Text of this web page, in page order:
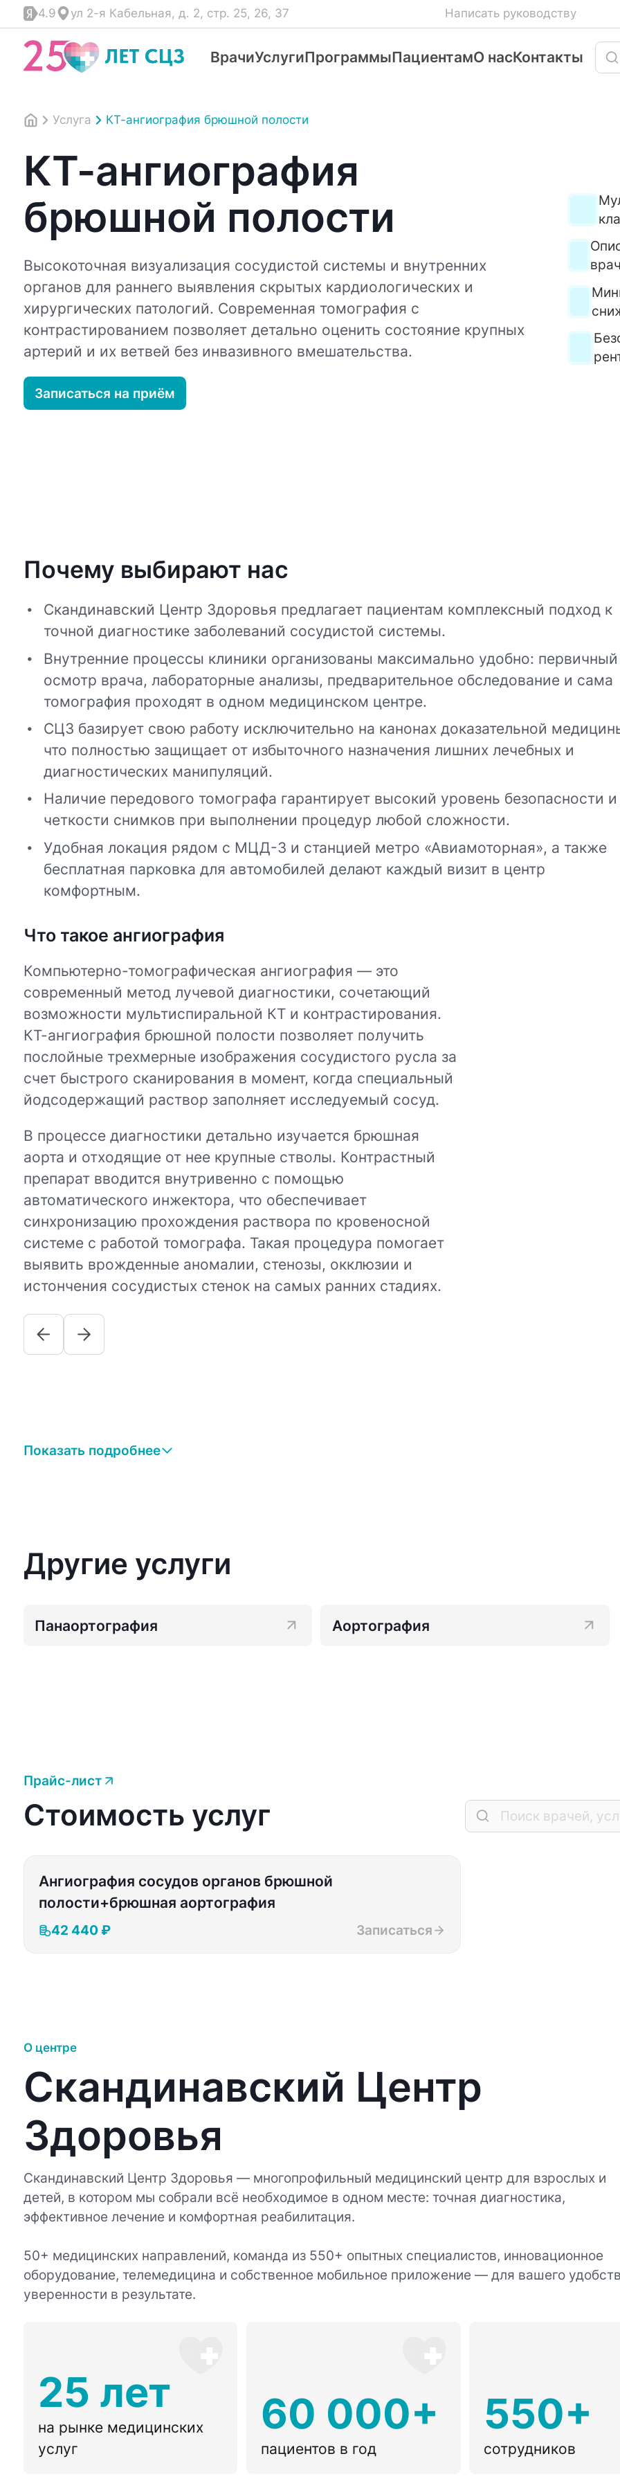
4.9 ул 2-я Кабельная, д. 2, стр. 25, 26, 37 Написать руководству
ВрачиУслугиПрограммыПациентамО насКонтакты
Услуга КТ-ангиография брюшной полости
КТ-ангиография
брюшной полости
Высокоточная визуализация сосудистой системы и внутренних
органов для раннего выявления скрытых кардиологических и
хирургических патологий. Современная томография с
контрастированием позволяет детально оценить состояние крупных
артерий и их ветвей без инвазивного вмешательства.
Записаться на приём
Почему выбирают нас
Скандинавский Центр Здоровья предлагает пациентам комплексный подход к
точной диагностике заболеваний сосудистой системы.
Внутренние процессы клиники организованы максимально удобно: первичный
осмотр врача, лабораторные анализы, предварительное обследование и сама
томография проходят в одном медицинском центре.
СЦЗ базирует свою работу исключительно на канонах доказательной
что полностью защищает от избыточного назначения лишних лечебных и
диагностических манипуляций.
Наличие передового томографа гарантирует высокий уровень безопасности и
четкости снимков при выполнении процедур любой сложности.
Удобная локация рядом с МЦД-3 и станцией метро «Авиамоторная», а также
бесплатная парковка для автомобилей делают каждый визит в центр
комфортным.
Что такое ангиография
Компьютерно-томографическая ангиография — это
современный метод лучевой диагностики, сочетающий
возможности мультиспиральной КТ и контрастирования.
КТ-ангиография брюшной полости позволяет получить
послойные трехмерные изображения сосудистого русла за
счет быстрого сканирования в момент, когда специальный
йодсодержащий раствор заполняет исследуемый сосуд.
В процессе диагностики детально изучается брюшная
аорта и отходящие от нее крупные стволы. Контрастный
препарат вводится внутривенно с помощью
автоматического инжектора, что обеспечивает
синхронизацию прохождения раствора по кровеносной
системе с работой томографа. Такая процедура помогает
выявить врожденные аномалии, стенозы, окклюзии и
истончения сосудистых стенок на самых ранних стадиях.
Показать подробнее
Другие услуги
Панаортография Аортография
Прайс-лист
Стоимость услуг
Ангиография сосудов органов брюшной
полости+брюшная аортография
42 440 ₽ Записаться
О центре
Скандинавский Центр
Здоровья
Скандинавский Центр Здоровья — многопрофильный медицинский центр для взрослых и
детей, в котором мы собрали всё необходимое в одном месте: точная диагностика,
эффективное лечение и комфортная реабилитация.
50+ медицинских направлений, команда из 550+ опытных специалистов, инновационное
оборудование, телемедицина и собственное мобильное приложение — для вашего
уверенности в результате.
25 лет
на рынке медицинских
услуг
60 000+
пациентов в год
550+
сотрудников